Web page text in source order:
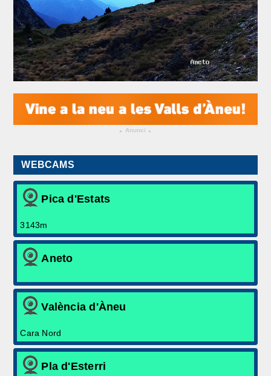
Risc d'Allaus
Arxiu històric
Meteo Extrem
Contacta'ns
▴ Anunci ▴
WEBCAMS
Pica d'Estats
3143m
Aneto
València d'Àneu
Cara Nord
Pla d'Esterri